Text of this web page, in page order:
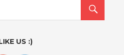
US :)
>